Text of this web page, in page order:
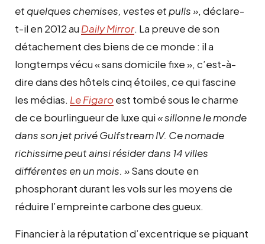
et quelques chemises, vestes et pulls », déclare-
t-il en 2012 au DailyMirror. La preuve de son
détachement des biens de ce monde : il a
longtemps vécu « sans domicile fixe », c’est-à-
dire dans des hôtels cinq étoiles, ce qui fascine
les médias. Le Figaroest tombé sous le charme
de ce bourlingueur de luxe qui« sillonne le monde
dans son jet privé Gulfstream IV. Ce nomade
richissime peut ainsi résider dans 14 villes
différentes en un mois. »Sans doute en
phosphorant durant les vols sur les moyens de
réduire l’empreinte carbone des gueux.
Financier à la réputation d’excentrique se piquant